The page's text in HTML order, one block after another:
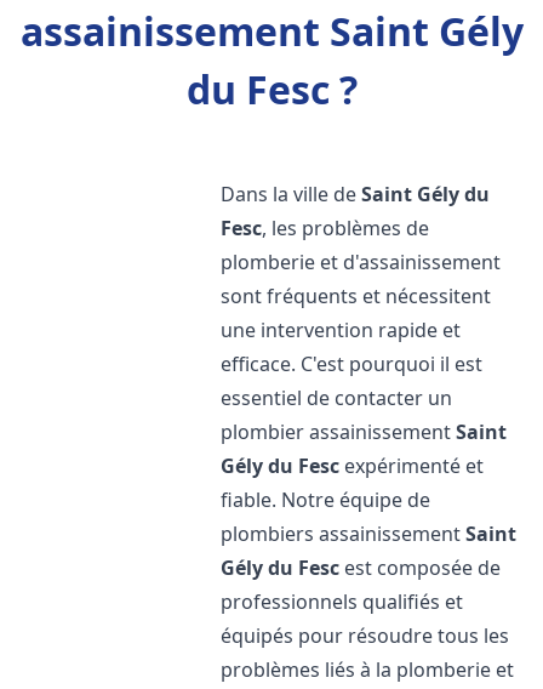
assainissement Saint Gély
du Fesc ?
Dans la ville deSaint Gély du
Fesc, les problèmes de
plomberie et d'assainissement
sont fréquents et nécessitent
une intervention rapide et
efficace. C'est pourquoi il est
essentiel de contacter un
plombier assainissementSaint
Gély du Fesc expérimenté et
fiable. Notre équipe de
plombiers assainissementSaint
Gély du Fesc est composée de
professionnels qualifiés et
équipés pour résoudre tous les
problèmes liés à la plomberie et